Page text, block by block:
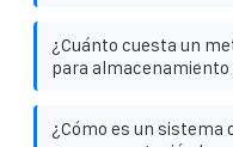
¿Cuánto cuesta un
para almacenamiento
¿Cómo es un